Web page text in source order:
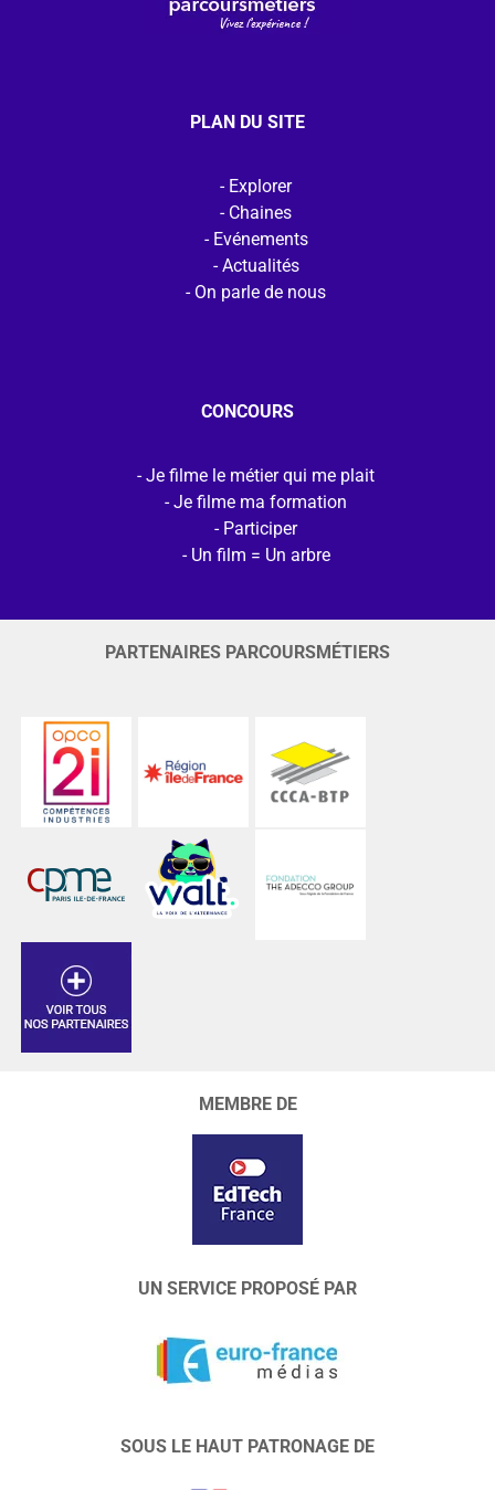
PLAN DU SITE
Explorer
Chaines
Evénements
Actualités
On parle de nous
CONCOURS
Je filme le métier qui me plait
Je filme ma formation
Participer
Un film = Un arbre
PARTENAIRES PARCOURSMÉTIERS
MEMBRE DE
UN SERVICE PROPOSÉ PAR
SOUS LE HAUT PATRONAGE DE